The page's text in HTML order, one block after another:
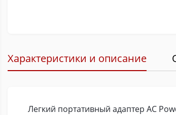
Характеристики и описание
Легкий портативный адаптер AC